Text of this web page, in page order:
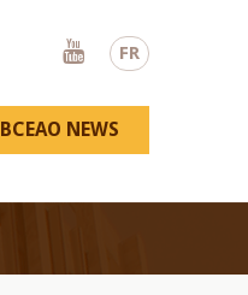
FR
Youtube
BCEAO NEWS